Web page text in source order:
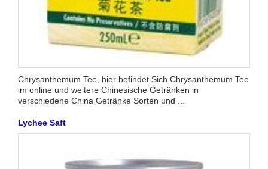
Chrysanthemum Tee, hier befindet Sich Chrysanthemum Tee
im online und weitere Chinesische Getränken in
verschiedene China Getränke Sorten und ...
Lychee Saft